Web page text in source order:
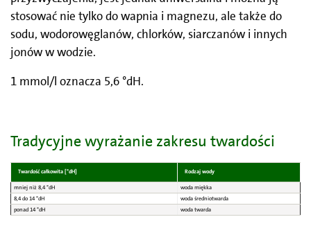
stosować nie tylko do wapnia i magnezu, ale także do
sodu, wodorowęglanów, chlorków, siarczanów i innych
jonów w wodzie.
1 mmol/l oznacza 5,6 °dH.
Tradycyjne wyrażanie zakresu twardości
Twardość całkowita [°dH] Rodzaj wody
mniej niż 8,4 °dH
woda miękka
8,4 do 14 °dH
woda średniotwarda
ponad 14 °dH
woda twarda